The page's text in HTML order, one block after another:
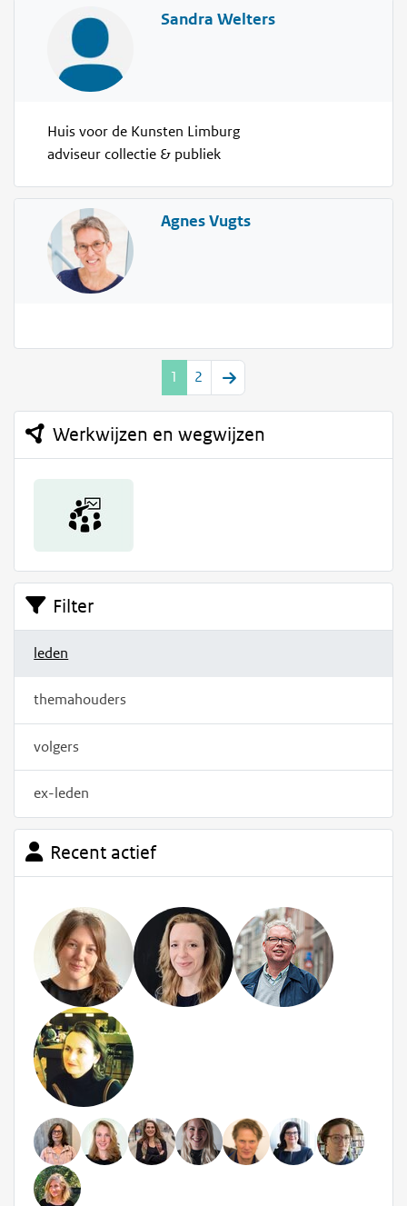
Sandra Welters
Huis voor de Kunsten Limburg
adviseur collectie & publiek
Agnes Vugts
1 2
Werkwijzen en wegwijzen
Filter
leden
themahouders
volgers
ex-leden
Recent actief